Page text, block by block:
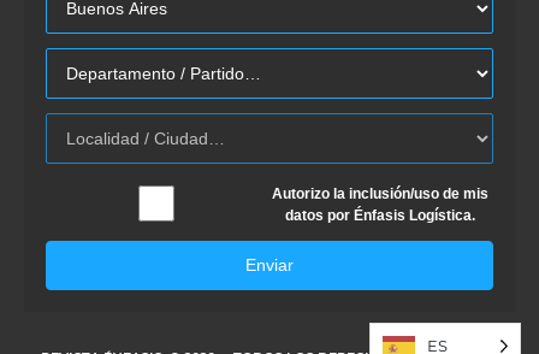
Autorizo la inclusión/uso de mis
datos por Énfasis Logística.
Enviar
ES